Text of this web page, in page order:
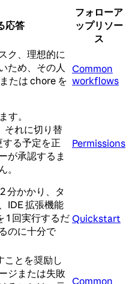
応答
フォローア
ップリソー
ス
ク、理想的に
ため、その人
たは chore を
Common
workflows
す。
それに切り替
る予定を正
が承認するま
。
Permissions
分かかり、タ
IDE 拡張機能
1 回実行するだ
のに十分で
Quickstart
ことを奨励し
ジまたは失敗
Common